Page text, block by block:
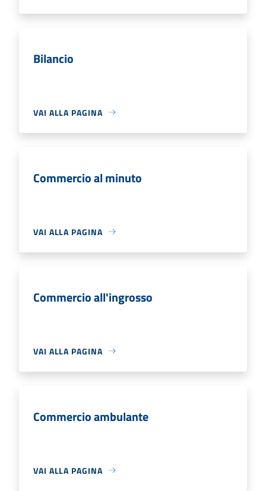
Bilancio
VAI ALLA PAGINA
Commercio al minuto
VAI ALLA PAGINA
Commercio all'ingrosso
VAI ALLA PAGINA
Commercio ambulante
VAI ALLA PAGINA